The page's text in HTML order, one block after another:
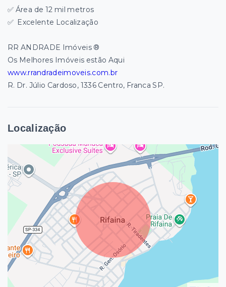
✅ Área de 12 mil metros
✅ Excelente Localização
RR ANDRADE Imóveis ®
Os Melhores Imóveis estão Aqui
www.rrandradeimoveis.com.br
R. Dr. Júlio Cardoso, 1336 Centro, Franca SP.
Localização